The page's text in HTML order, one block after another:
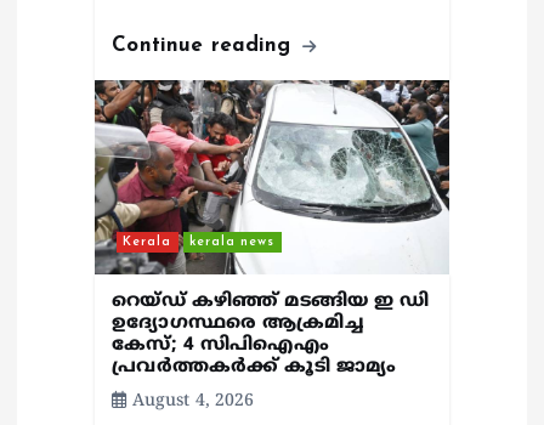
Continue reading
Kerala kerala news
റെയ്ഡ് കഴിഞ്ഞ് മടങ്ങിയ ഇ ഡി
ഉദ്യോഗസ്ഥരെ ആക്രമിച്ച
കേസ്; 4 സിപിഐഎം
പ്രവർത്തകർക്ക് കൂടി ജാമ്യം
August 4, 2026